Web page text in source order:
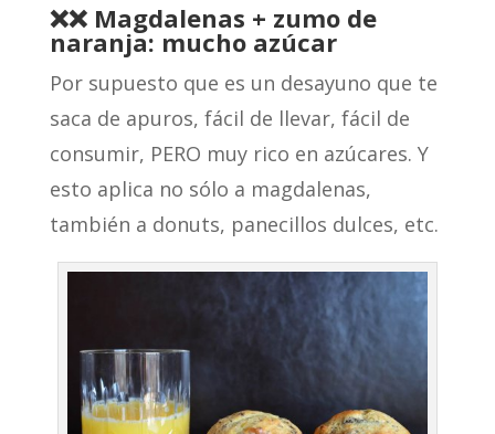
❌❌ Magdalenas + zumo de
naranja: mucho azúcar
Por supuesto que es un desayuno que te
saca de apuros, fácil de llevar, fácil de
consumir, PERO muy rico en azúcares. Y
esto aplica no sólo a magdalenas,
también a donuts, panecillos dulces, etc.